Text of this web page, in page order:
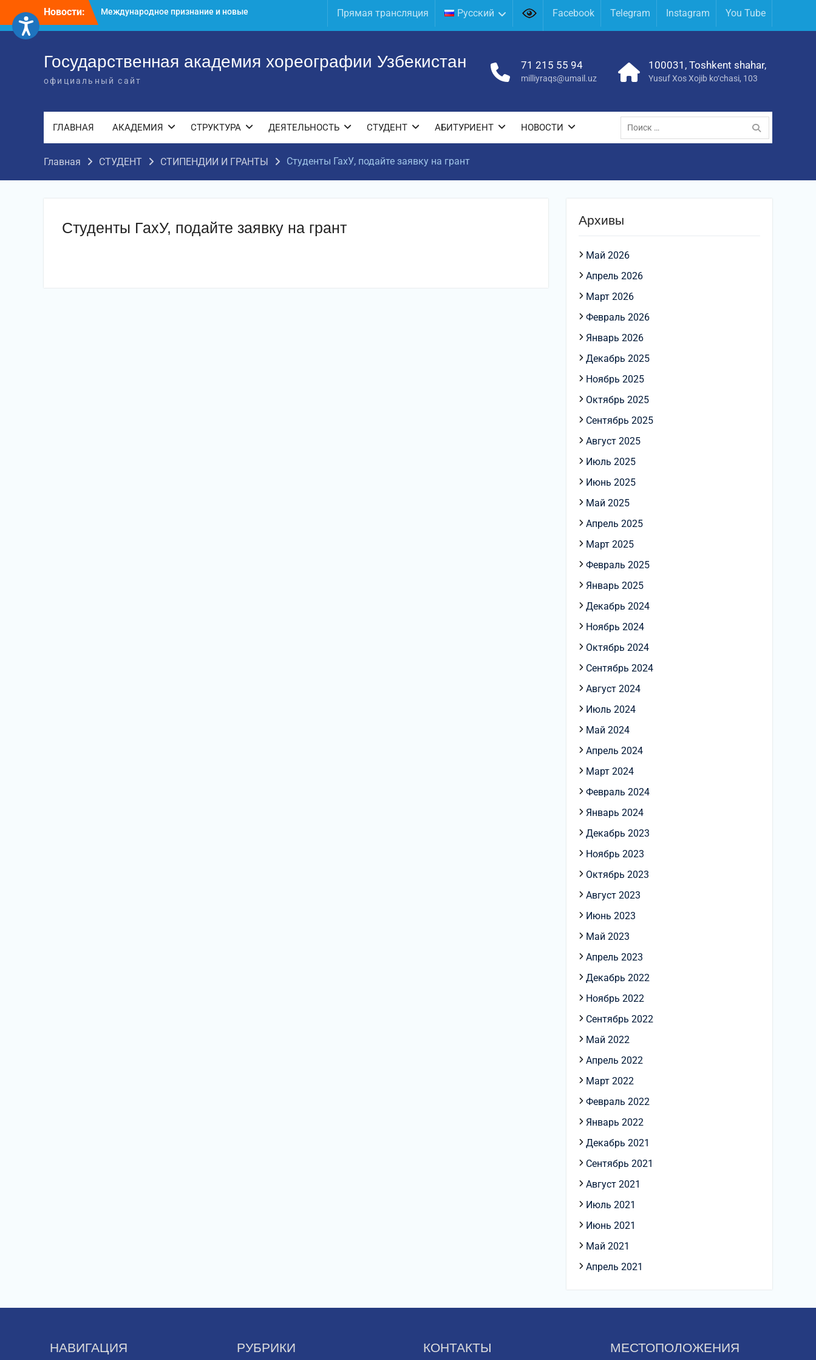
содержимому
Новости:
Международное научное пространство!
Прямая трансляция Русский Facebook Telegram Instagram You Tube
Государственная академия хореографии Узбекистан
официальный сайт
71 215 55 94
milliyraqs@umail.uz
100031, Toshkent shahar,
Yusuf Xos Xojib ko‘chasi, 103
ГЛАВНАЯ АКАДЕМИЯ СТРУКТУРА ДЕЯТЕЛЬНОСТЬ СТУДЕНТ АБИТУРИЕНТ НОВОСТИ
Поиск
по:
Главная СТУДЕНТ СТИПЕНДИИ И ГРАНТЫ Студенты ГахУ, подайте заявку на грант
Студенты ГахУ, подайте заявку на грант Архивы
Май 2026
Апрель 2026
Март 2026
Февраль 2026
Январь 2026
Декабрь 2025
Ноябрь 2025
Октябрь 2025
Сентябрь 2025
Август 2025
Июль 2025
Июнь 2025
Май 2025
Апрель 2025
Март 2025
Февраль 2025
Январь 2025
Декабрь 2024
Ноябрь 2024
Октябрь 2024
Сентябрь 2024
Август 2024
Июль 2024
Май 2024
Апрель 2024
Март 2024
Февраль 2024
Январь 2024
Декабрь 2023
Ноябрь 2023
Октябрь 2023
Август 2023
Июнь 2023
Май 2023
Апрель 2023
Декабрь 2022
Ноябрь 2022
Сентябрь 2022
Май 2022
Апрель 2022
Март 2022
Февраль 2022
Январь 2022
Декабрь 2021
Сентябрь 2021
Август 2021
Июль 2021
Июнь 2021
Май 2021
Апрель 2021
НАВИГАЦИЯ РУБРИКИ КОНТАКТЫ МЕСТОПОЛОЖЕНИЯ